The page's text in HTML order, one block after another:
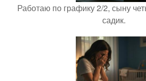
Работаю по графику 2/2, сыну
садик.